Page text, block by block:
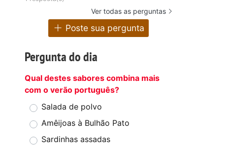
Ver todas as perguntas
Poste sua pergunta
Pergunta do dia
Qual destes sabores combina mais
com o verão português?
Salada de polvo
Amêijoas à Bulhão Pato
Sardinhas assadas